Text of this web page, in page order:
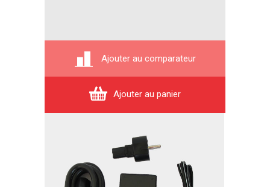
Ajouter au comparateur
Ajouter au panier